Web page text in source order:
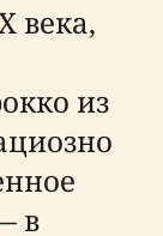
века,
из
в